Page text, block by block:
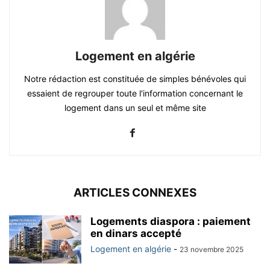
Logement en algérie
Notre rédaction est constituée de simples bénévoles qui
essaient de regrouper toute l'information concernant le
logement dans un seul et même site
ARTICLES CONNEXES
Logements diaspora : paiement
en dinars accepté
Logement en algérie - 23 novembre 2025